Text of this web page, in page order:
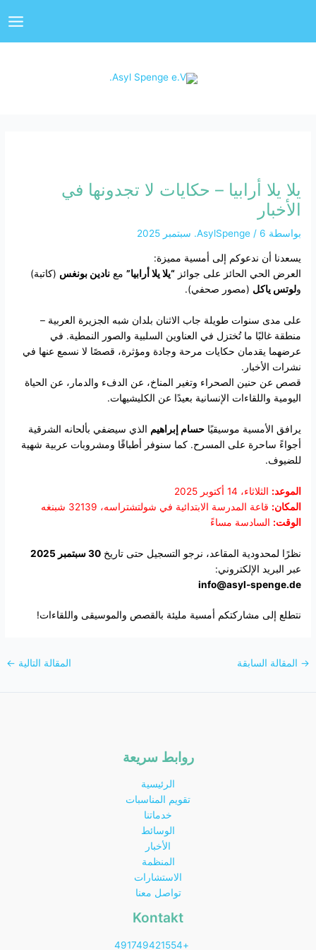
يلا يلا أرابيا – حكايات لا تجدونها في
الأخبار
بواسطة AsylSpenge / 6. سبتمبر 2025
يسعدنا أن ندعوكم إلى أمسية مميزة:
العرض الحي الحائز على جوائز“يلا يلا أرابيا” معنادين بونغس (كاتبة)
ولوتس ياكل (مصور صحفي).
على مدى سنوات طويلة جاب الاثنان بلدان شبه الجزيرة العربية –
منطقة غالبًا ما تُختزل في العناوين السلبية والصور النمطية. في
عرضهما يقدمان حكايات مرحة وجادة ومؤثرة، قصصًا لا نسمع عنها في
نشرات الأخبار.
قصص عن حنين الصحراء وتغير المناخ، عن الدفء والدمار، عن الحياة
اليومية واللقاءات الإنسانية بعيدًا عن الكليشيهات.
يرافق الأمسية موسيقيًاحسام إبراهيم الذي سيضفي بألحانه الشرقية
أجواءً ساحرة على المسرح. كما سنوفر أطباقًا ومشروبات عربية شهية
للضيوف.
الموعد: الثلاثاء، 14 أكتوبر 2025
المكان: قاعة المدرسة الابتدائية في شولتشتراسه، 32139 شبنغه
الوقت: السادسة مساءً
نظرًا لمحدودية المقاعد، نرجو التسجيل حتى تاريخ30 سبتمبر 2025
عبر البريد الإلكتروني:
info@asyl-spenge.de
نتطلع إلى مشاركتكم أمسية مليئة بالقصص والموسيقى واللقاءات!
→ المقالة السابقة المقالة التالية ←
روابط سريعة
الرئيسية
تقويم المناسبات
خدماتنا
الوسائط
الأخبار
المنظمة
الاستشارات
تواصل معنا
Kontakt
+491749421554